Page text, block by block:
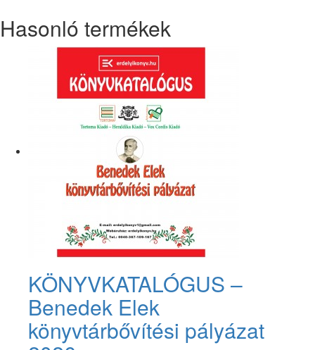
Hasonló termékek
KÖNYVKATALÓGUS –
Benedek Elek
könyvtárbővítési pályázat